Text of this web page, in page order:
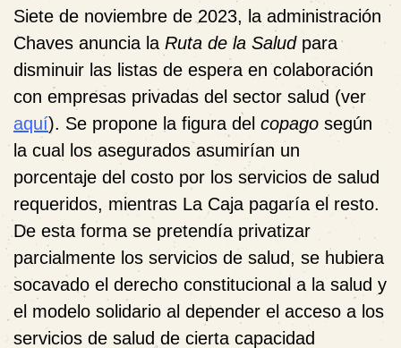
Siete de noviembre de 2023, la administración
Chaves anuncia la Ruta de la Saludpara
disminuir las listas de espera en colaboración
con empresas privadas del sector salud (ver
aquí). Se propone la figura del copago según
la cual los asegurados asumirían un
porcentaje del costo por los servicios de salud
requeridos, mientras La Caja pagaría el resto.
De esta forma se pretendía privatizar
parcialmente los servicios de salud, se hubiera
socavado el derecho constitucional a la salud y
el modelo solidario al depender el acceso a los
servicios de salud de cierta capacidad